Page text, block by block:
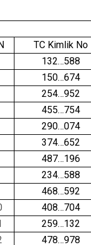
TC Kimlik No
132…588
150…674
254…952
455…754
290…074
374…652
487…196
234…588
468…592
408…704
259…132
478…978